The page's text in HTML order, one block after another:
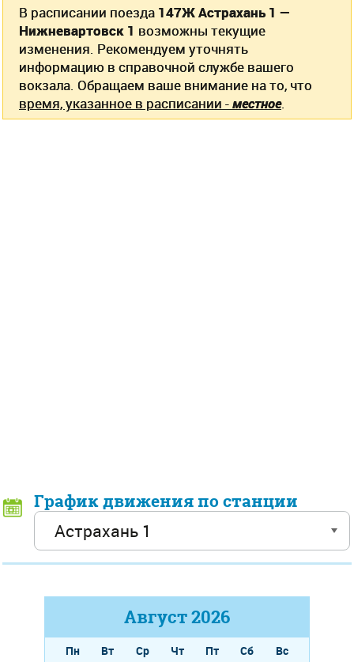
В расписании поезда 147Ж Астрахань 1 —
Нижневартовск 1 возможны текущие
изменения. Рекомендуем уточнять
информацию в справочной службе вашего
вокзала. Обращаем ваше внимание на то, что
время, указанное в расписании -местное.
График движения по станции
Август2026
Пн Вт Ср Чт Пт Сб
Вс